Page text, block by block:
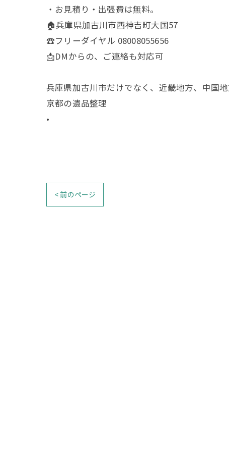
・お見積り・出張費は無料。
🏠兵庫県加古川市西神吉町大国57
☎️フリーダイヤル 08008055656
📩DMからの、ご連絡も対応可
兵庫県加古川市だけでなく、近畿地方、中国
京都の遺品整理
•
< 前のページ